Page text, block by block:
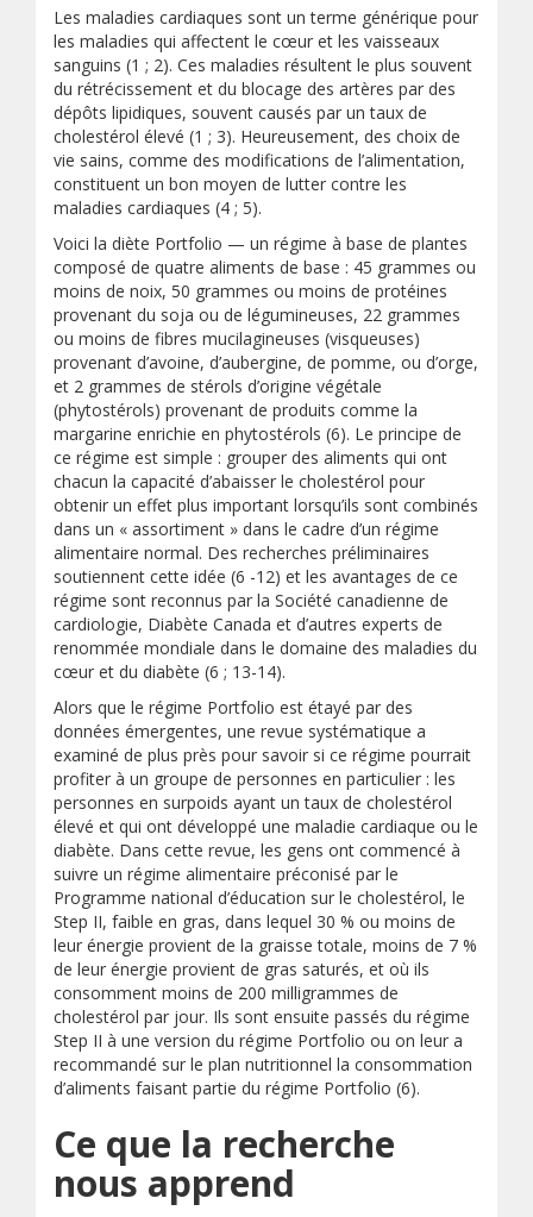
Les maladies cardiaques sont un terme générique pour
les maladies qui affectent le cœur et les vaisseaux
sanguins (1 ; 2). Ces maladies résultent le plus souvent
du rétrécissement et du blocage des artères par des
dépôts lipidiques, souvent causés par un taux de
cholestérol élevé (1 ; 3). Heureusement, des choix de
vie sains, comme des modifications de l’alimentation,
constituent un bon moyen de lutter contre les
maladies cardiaques (4 ; 5).
Voici la diète Portfolio — un régime à base de plantes
composé de quatre aliments de base : 45 grammes ou
moins de noix, 50 grammes ou moins de protéines
provenant du soja ou de légumineuses, 22 grammes
ou moins de fibres mucilagineuses (visqueuses)
provenant d’avoine, d’aubergine, de pomme, ou d’orge,
et 2 grammes de stérols d’origine végétale
(phytostérols) provenant de produits comme la
margarine enrichie en phytostérols (6). Le principe de
ce régime est simple : grouper des aliments qui ont
chacun la capacité d’abaisser le cholestérol pour
obtenir un effet plus important lorsqu’ils sont combinés
dans un « assortiment » dans le cadre d’un régime
alimentaire normal. Des recherches préliminaires
soutiennent cette idée (6 -12) et les avantages de ce
régime sont reconnus par la Société canadienne de
cardiologie, Diabète Canada et d’autres experts de
renommée mondiale dans le domaine des maladies du
cœur et du diabète (6 ; 13-14).
Alors que le régime Portfolio est étayé par des
données émergentes, une revue systématique a
examiné de plus près pour savoir si ce régime pourrait
profiter à un groupe de personnes en particulier : les
personnes en surpoids ayant un taux de cholestérol
élevé et qui ont développé une maladie cardiaque ou le
diabète. Dans cette revue, les gens ont commencé à
suivre un régime alimentaire préconisé par le
Programme national d’éducation sur le cholestérol, le
Step II, faible en gras, dans lequel 30 % ou moins de
leur énergie provient de la graisse totale, moins de 7 %
de leur énergie provient de gras saturés, et où ils
consomment moins de 200 milligrammes de
cholestérol par jour. Ils sont ensuite passés du régime
Step II à une version du régime Portfolio ou on leur a
recommandé sur le plan nutritionnel la consommation
d’aliments faisant partie du régime Portfolio (6).
Ce que la recherche
nous apprend